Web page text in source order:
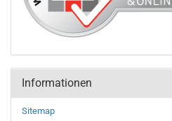
Informationen
Sitemap